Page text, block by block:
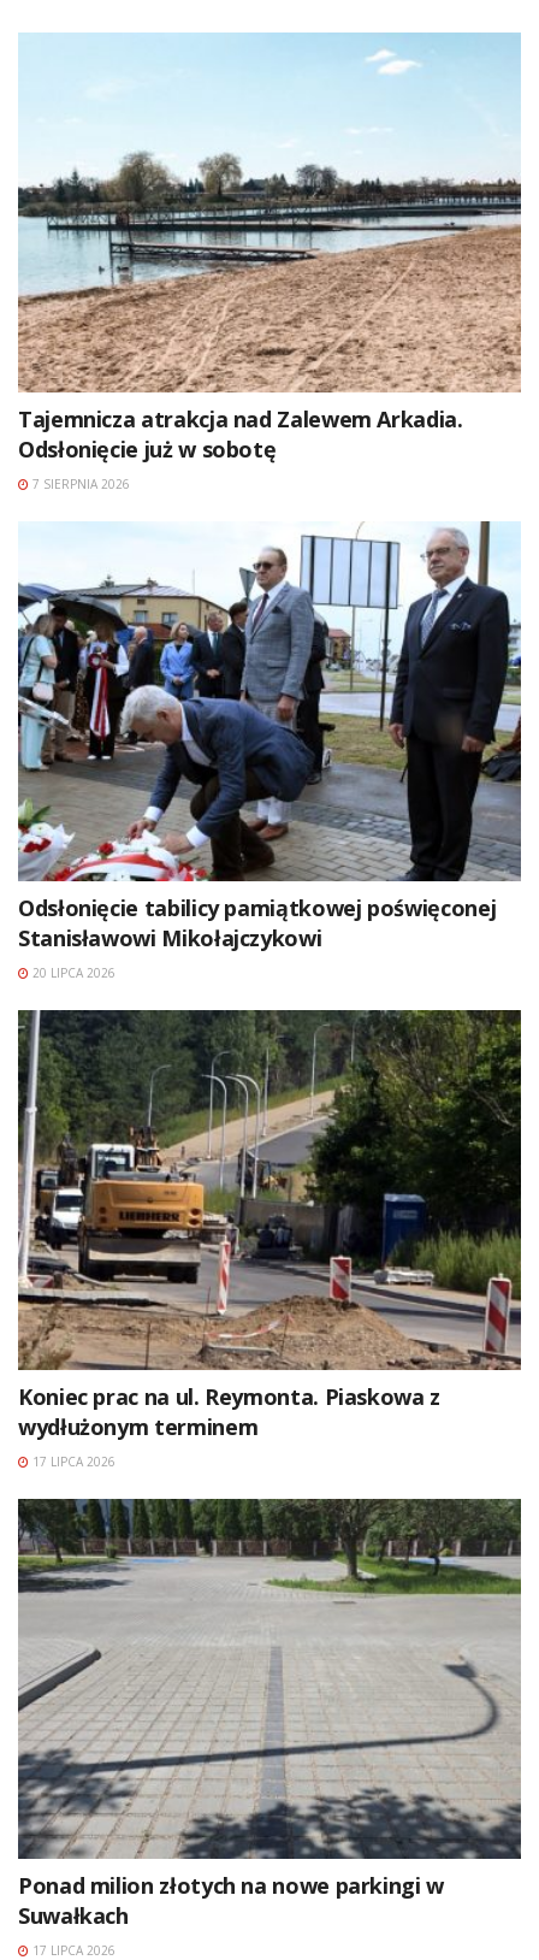
Tajemnicza atrakcja nad Zalewem Arkadia.
Odsłonięcie już w sobotę
7 SIERPNIA 2026
Odsłonięcie tabilicy pamiątkowej poświęconej
Stanisławowi Mikołajczykowi
20 LIPCA 2026
Koniec prac na ul. Reymonta. Piaskowa z
wydłużonym terminem
17 LIPCA 2026
Ponad milion złotych na nowe parkingi w
Suwałkach
17 LIPCA 2026